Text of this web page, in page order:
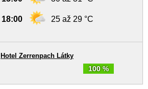
18:00 25 až 29 °C
100 %
Hotel Zerrenpach Látky